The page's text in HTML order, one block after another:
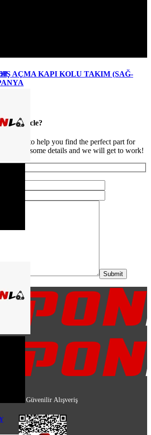
AÇMA KAPI KOLU TAKIM (SAĞ-
or vehicle?
is here to help you find the perfect part for
us with some details and we will get to work!
%100 Güvenilir Alışveriş